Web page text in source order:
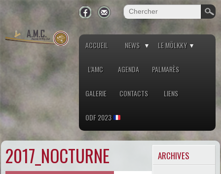
ACCUEIL NEWS LE MÖLKKY
L’AMC AGENDA PALMARÈS
GALERIE CONTACTS LIENS
ODF 2023
2017_NOCTURNE ARCHIVES